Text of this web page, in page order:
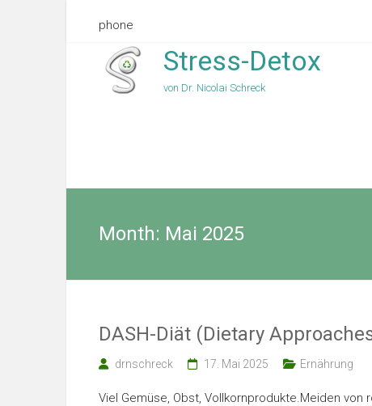
phone
Stress-Detox
von Dr. Nicolai Schreck
Month: Mai 2025
DASH-Diät (Dietary
drnschreck 17. Mai 2025 Ernährung
Viel Gemüse, Obst, Vollkornprodukte.Meiden